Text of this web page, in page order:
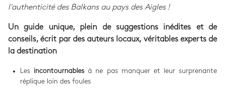
l'authenticité des Balkans au pays des Aigles !
Un guide unique, plein de suggestions inédites et de
conseils, écrit par des auteurs locaux, véritables experts de
la destination
Les incontournablesà ne pas manquer et leur surprenante
réplique loin des foules